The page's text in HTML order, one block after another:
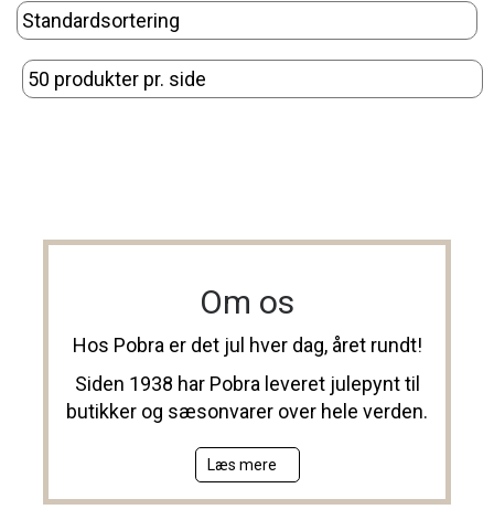
Om os
Hos Pobra er det jul hver dag, året rundt!
Siden 1938 har Pobra leveret julepynt til
butikker og sæsonvarer over hele verden.
Læs mere